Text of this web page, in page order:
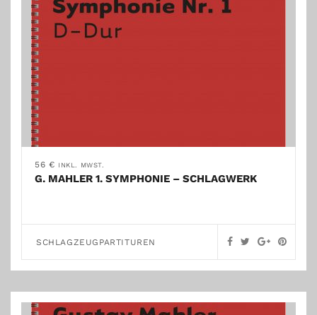
56 € INKL. MWST.
G. MAHLER 1. SYMPHONIE – SCHLAGWERK
SCHLAGZEUGPARTITUREN